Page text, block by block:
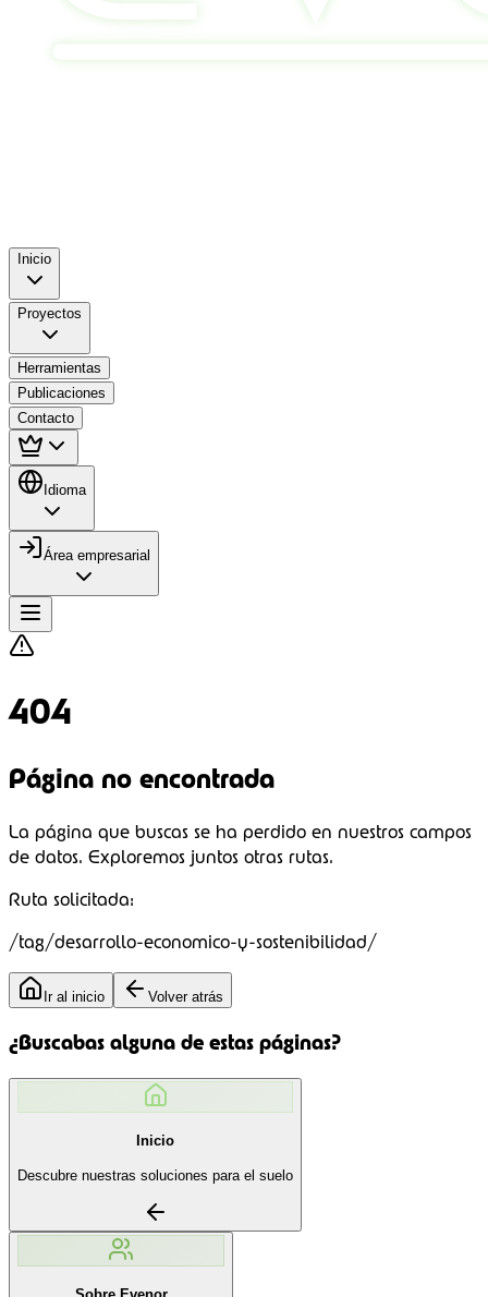
Inicio
Proyectos
Herramientas
Publicaciones
Contacto
Idioma
Área empresarial
404
Página no encontrada
La página que buscas se ha perdido en nuestros campos
de datos. Exploremos juntos otras rutas.
Ruta solicitada:
/tag/desarrollo-economico-y-sostenibilidad/
Ir al inicio Volver atrás
¿Buscabas alguna de estas páginas?
Inicio
Descubre nuestras soluciones para el suelo